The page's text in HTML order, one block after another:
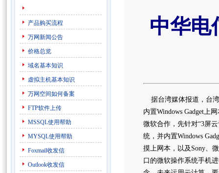
产品购买流程
万网新闻公告
价格总览
域名基本知识
虚拟主机基本知识
万网空间如何备案
FTP软件上传
MSSQL使用帮助
MYSQL使用帮助
Foxmail收发信
Outlook收发信
中华电
据台湾媒体报道，台湾
内置Windows Gadget上
微软合作，先针对“3屏
统，并内置Windows
摸上网本，以及Sony、
口的微软操作系统手机